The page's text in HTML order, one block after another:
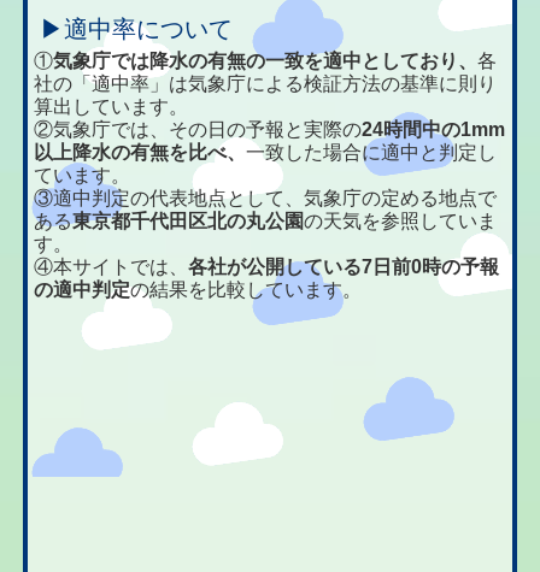
▶適中率について
①気象庁では降水の有無の一致を適中としており、各
社の「適中率」は気象庁による検証方法の基準に則り
算出しています。
②気象庁では、その日の予報と実際の24時間中の1mm
以上降水の有無を比べ、一致した場合に適中と判定し
ています。
③適中判定の代表地点として、気象庁の定める地点で
ある東京都千代田区北の丸公園の天気を参照していま
す。
④本サイトでは、各社が公開している7日前0時の予報
の適中判定の結果を比較しています。